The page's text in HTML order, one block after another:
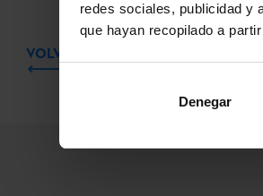
redes sociales, publicidad y
que hayan recopilado a
Denegar
VOLVER